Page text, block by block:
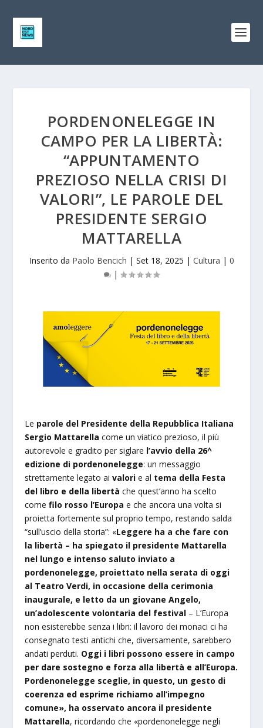
PORDENONELEGGE IN
CAMPO PER LA LIBERTÀ:
“APPUNTAMENTO
PREZIOSO NELLA CRISI DI
VALORI”, LE PAROLE DEL
PRESIDENTE SERGIO
MATTARELLA
Inserito da Paolo Bencich | Set 18, 2025 | Cultura | 0
|
Le parole del Presidente della Repubblica Italiana
Sergio Mattarella come un viatico prezioso, il più
autorevole e gradito per siglare l’avvio della 26^
edizione di pordenonelegge: un messaggio
strettamente legato aivalori e al tema della Festa
del libro e della libertà che quest’anno ha scelto
comefilo rosso l’Europa e che ancora una volta si
proietta fortemente sul proprio tempo, restando salda
“sull’uscio della storia”: «Leggere ha a che fare con
la libertà – ha spiegato il presidente Mattarella
nel lungo e intenso saluto inviato a
pordenonelegge, proiettato nella serata di oggi
al Teatro Verdi, in occasione della cerimonia
inaugurale, e letto da un giovane Angelo,
un’adolescente volontaria del festival – L’Europa
non esisterebbe senza i libri: il lavoro dei monaci ci ha
consegnato testi antichi che, diversamente, sarebbero
andati perduti. Oggi i libri possono essere in campo
per dare sostegno e forza alla libertà e all’Europa.
Pordenonelegge sceglie, in questo, un gesto di
coerenza ed esprime richiamo all’impegno
comune», ha osservato ancora il presidente
Mattarella, ricordando che «pordenonelegge negli